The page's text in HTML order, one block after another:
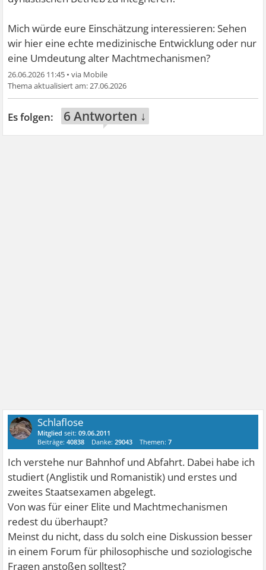
Mich würde eure Einschätzung interessieren: Sehen
wir hier eine echte medizinische Entwicklung oder nur
eine Umdeutung alter Machtmechanismen?
26.06.2026 11:45 •
27.06.2026
6 Antworten ↓
Schlaflose
Mitglied seit:09.06.2011
Beiträge:40838 Danke:29043 Themen:7
Ich verstehe nur Bahnhof und Abfahrt. Dabei habe ich
studiert (Anglistik und Romanistik) und erstes und
zweites Staatsexamen abgelegt.
Von was für einer Elite und Machtmechanismen
redest du überhaupt?
Meinst du nicht, dass du solch eine Diskussion besser
in einem Forum für philosophische und soziologische
Fragen anstoßen solltest?